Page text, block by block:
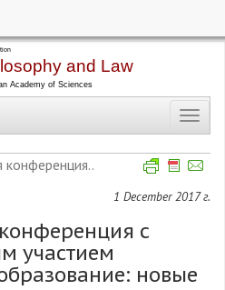
конференция..
1 December 2017 г.
с
участием
новые